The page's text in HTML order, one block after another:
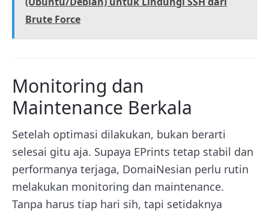
Brute Force
Monitoring dan
Maintenance Berkala
Setelah optimasi dilakukan, bukan berarti
selesai gitu aja. Supaya EPrints tetap stabil dan
performanya terjaga, DomaiNesian perlu rutin
melakukan monitoring dan maintenance.
Tanpa harus tiap hari sih, tapi setidaknya